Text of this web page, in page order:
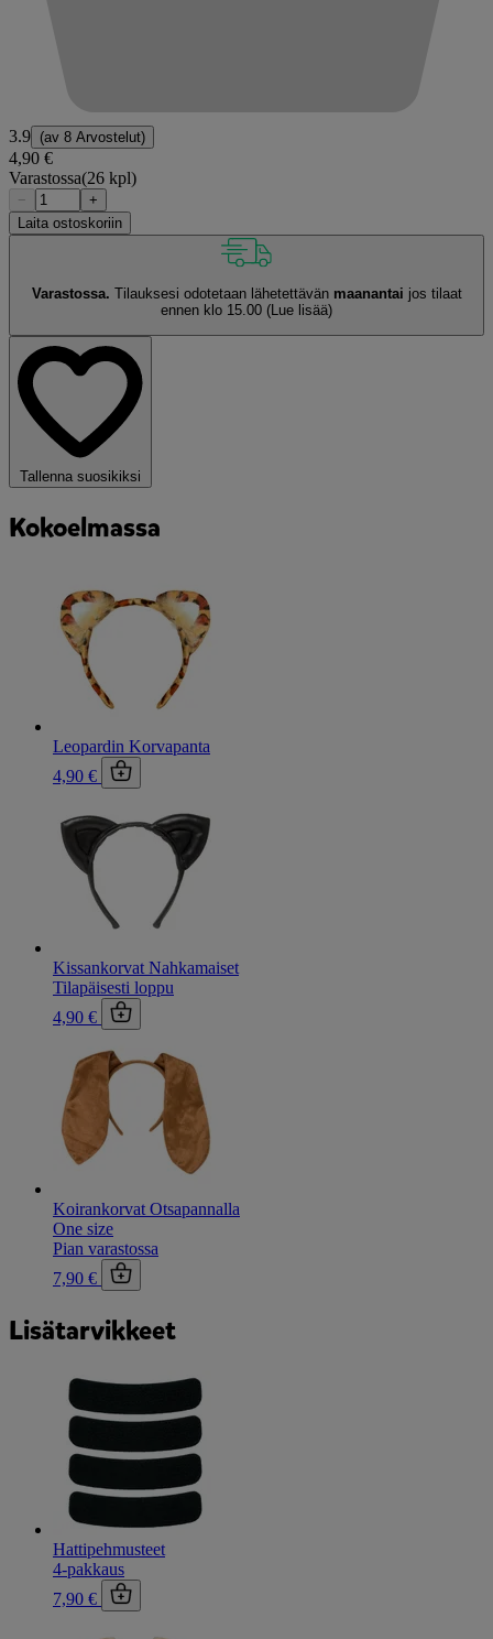
3.9 (av 8 Arvostelut)
4,90 €
Varastossa(26 kpl)
−
+
Laita ostoskoriin
Varastossa. Tilauksesi odotetaan lähetettävän maanantai jos tilaat
ennen klo 15.00 (Lue lisää)
Tallenna suosikiksi
Kokoelmassa
Leopardin Korvapanta
4,90 €
Kissankorvat Nahkamaiset
Tilapäisesti loppu
4,90 €
Koirankorvat Otsapannalla
One size
Pian varastossa
7,90 €
Lisätarvikkeet
Hattipehmusteet
4-pakkaus
7,90 €